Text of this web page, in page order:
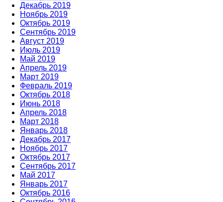
Декабрь 2019
Ноябрь 2019
Октябрь 2019
Сентябрь 2019
Август 2019
Июль 2019
Май 2019
Апрель 2019
Март 2019
Февраль 2019
Октябрь 2018
Июнь 2018
Апрель 2018
Март 2018
Январь 2018
Декабрь 2017
Ноябрь 2017
Октябрь 2017
Сентябрь 2017
Май 2017
Январь 2017
Октябрь 2016